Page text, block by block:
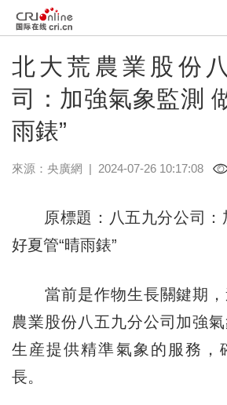
北大荒農業股份
司：加強氣象監測
雨錶”
來源： 央廣網 | 2024-07-26 10:17:08
原標題：八五九分公司：
好夏管“晴雨錶”
當前是作物生長關鍵期，
農業股份八五九分公司加強
生産提供精準氣象的服務，
長。